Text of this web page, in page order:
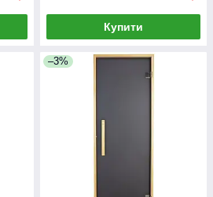
Купити
–3%